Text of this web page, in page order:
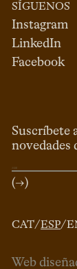
SÍGUENOS
Instagram
LinkedIn
Facebook
CAT/ESP/
Suscríbete
novedades
(→)
Web